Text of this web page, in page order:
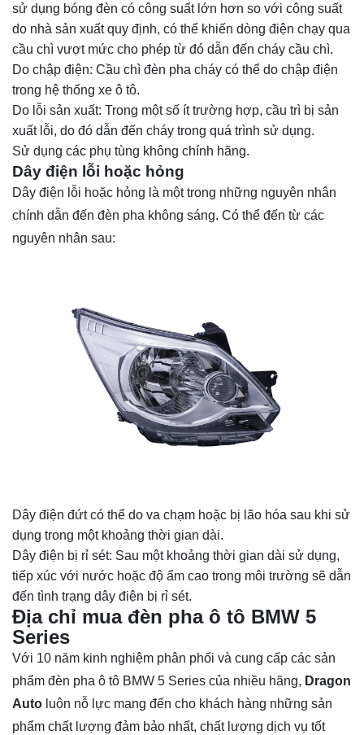
sử dụng bóng đèn có công suất lớn hơn so với công suất
do nhà sản xuất quy định, có thể khiến dòng điện chạy qua
cầu chì vượt mức cho phép từ đó dẫn đến cháy cầu chì.
Do chập điện: Cầu chì đèn pha cháy có thể do chập điện
trong hệ thống xe ô tô.
Do lỗi sản xuất: Trong một số ít trường hợp, cầu trì bị sản
xuất lỗi, do đó dẫn đến cháy trong quá trình sử dụng.
Sử dụng các phụ tùng không chính hãng.
Dây điện lỗi hoặc hỏng
Dây điện lỗi hoặc hỏng là một trong những nguyên nhân
chính dẫn đến đèn pha không sáng. Có thể đến từ các
nguyên nhân sau:
Dây điện đứt có thể do va chạm hoặc bị lão hóa sau khi sử
dụng trong một khoảng thời gian dài.
Dây điện bị rỉ sét: Sau một khoảng thời gian dài sử dụng,
tiếp xúc với nước hoặc độ ẩm cao trong môi trường sẽ dẫn
đến tình trạng dây điện bị rỉ sét.
Địa chỉ mua đèn pha ô tô BMW 5
Series
Với 10 năm kinh nghiệm phân phối và cung cấp các sản
phẩm đèn pha ô tô BMW 5 Series của nhiều hãng, Dragon
Auto luôn nỗ lực mang đến cho khách hàng những sản
phẩm chất lượng đảm bảo nhất, chất lượng dịch vụ tốt